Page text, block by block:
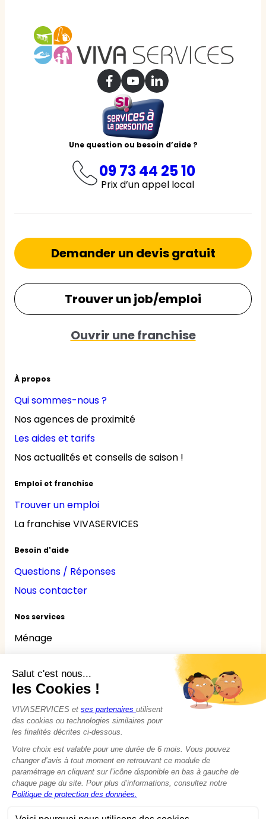
Une question ou besoin d’aide ?
09 73 44 25 10
Prix d’un appel local
À propos
Qui sommes-nous ?
Nos agences de proximité
Les aides et tarifs
Nos actualités et conseils de saison !
Emploi et franchise
Trouver un emploi
La franchise VIVASERVICES
Besoin d'aide
Questions / Réponses
Nous contacter
Nos services
Ménage
Jardinage
Bricolage
Nounou
Seniors
Handicaps
Demander un devis gratuit
Trouver un job/emploi
Ouvrir une franchise
© 2015 - 2026VIVASERVICES
Modifier vos préférences en matière de cookies